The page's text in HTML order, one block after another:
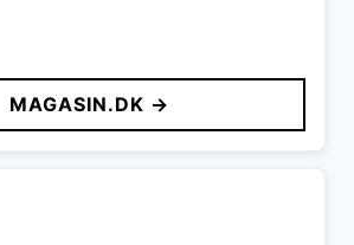
MAGASIN.DK →